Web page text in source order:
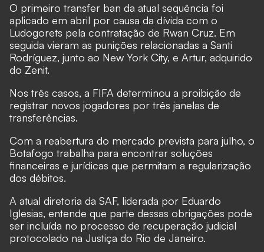
O primeiro transfer ban da atual sequência foi
aplicado em abril por causa da dívida com o
Ludogorets pela contratação de Rwan Cruz. Em
seguida vieram as punições relacionadas a Santi
Rodríguez, junto ao New York City, e Artur, adquirido
do Zenit.
Nos três casos, a FIFA determinou a proibição de
registrar novos jogadores por três janelas de
transferências.
Com a reabertura do mercado prevista para julho, o
Botafogo trabalha para encontrar soluções
financeiras e jurídicas que permitam a regularização
dos débitos.
A atual diretoria da SAF, liderada por Eduardo
Iglesias, entende que parte dessas obrigações pode
ser incluída no processo de recuperação judicial
protocolado na Justiça do Rio de Janeiro.